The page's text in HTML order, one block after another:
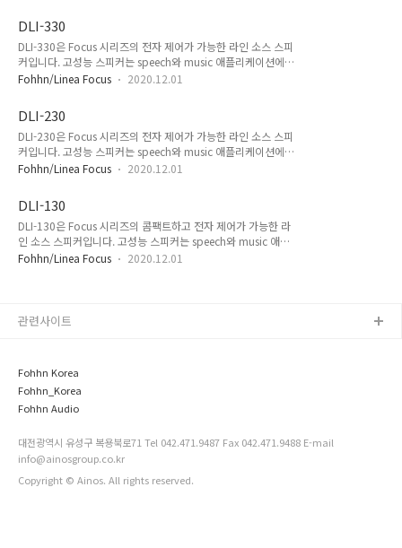
acoustic design : electronically steerable line source
speaker components : 32 × 4" impregnated (fully
neodymium) maximum SPL (1 m) : 136 dB operational
mode : active, 32 × DSP amplifiers, Class-D frequency ..
DLI-330
DLI-330은 Focus 시리즈의 전자 제어가 가능한 라인 소스 스피
커입니다. 고성능 스피커는 speech와 music 애플리케이션에
최적화되어 있고, Beam Steering 기술 덕분에 물리적인 각도를
acoustic design : electronically steerable line source
speaker components : 24 × 4" impregnated (fully
neodymium) maximum SPL (1 m) : 133 dB operational
mode : active, 24 × DSP amplifiers, Class-D frequency ..
Fohhn/Linea Focus 2020.12.01
DLI-230
DLI-230은 Focus 시리즈의 전자 제어가 가능한 라인 소스 스피
커입니다. 고성능 스피커는 speech와 music 애플리케이션에
최적화되어 있고, Beam Steering 기술 덕분에 물리적인 각도를
acoustic design : electronically steerable line source
speaker components : 16 × 4" impregnated (fully
neodymium) maximum SPL (1 m) : 130 dB operational
mode : active, 16 × DSP amplifiers, Class-D frequency ..
Fohhn/Linea Focus 2020.12.01
DLI-130
DLI-130은 Focus 시리즈의 콤팩트하고 전자 제어가 가능한 라
인 소스 스피커입니다. 고성능 스피커는 speech와 music 애플
리케이션에 최적화되어 있고, 물리적인 각도를 조절할 필요 없이
8 × 4" impregnated (fully neodymium) maximum SPL
Fohhn/Linea Focus 2020.12.01
Fohhn Korea
Fohhn_Korea
Fohhn Audio
대전광역시 유성구 복용북로71 Tel 042.471.9487 Fax 042.471.9488 E-mail
info@ainosgroup.co.kr
Copyright © Ainos. All rights reserved.
관련사이트